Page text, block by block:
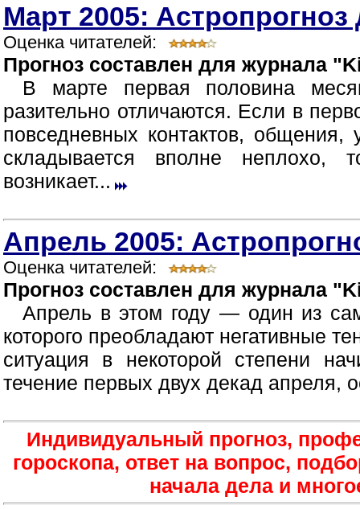
Март 2005: Астропрогноз
Оценка читателей:
Прогноз составлен для журнала
В марте первая половина
разительно отличаются. Если в
повседневных контактов,
складывается вполне неплохо,
возникает...
Апрель 2005:
Оценка читателей:
Прогноз составлен для журнала
Апрель в этом году — один из
которого преобладают негативные
ситуация в некоторой степени
течение первых двух декад апреля,
Индивидуальный прогноз,
гороскопа, ответ на вопрос,
начала дела и